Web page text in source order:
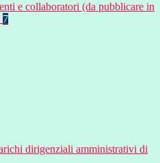
e collaboratori (da pubblicare in
7
dirigenziali amministrativi di